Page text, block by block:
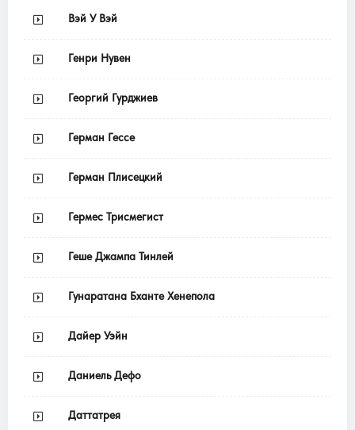
Вэй У Вэй
Генри Нувен
Георгий Гурджиев
Герман Гессе
Герман Плисецкий
Гермес Трисмегист
Геше Джампа Тинлей
Гунаратана Бханте Хенепола
Дайер Уэйн
Даниель Дефо
Даттатрея